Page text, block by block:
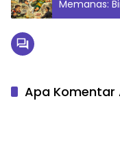
Memanas:
Meroket
Apa Komentar